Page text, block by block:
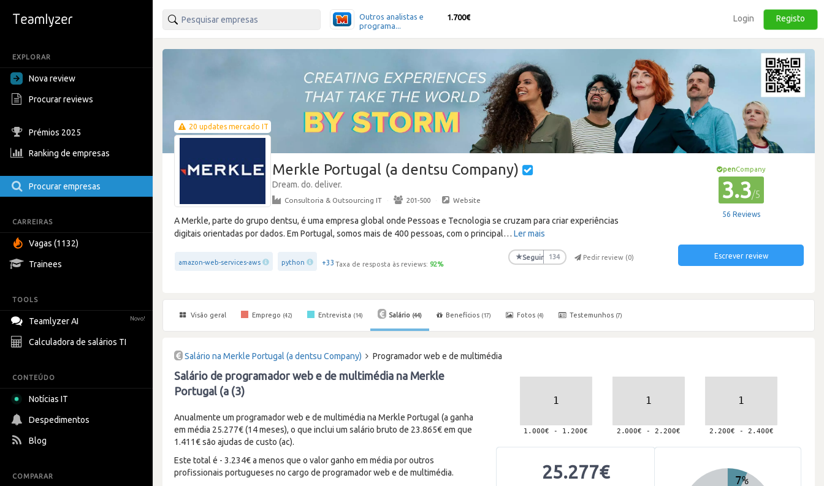
EXPLORAR
Nova review
Procurar reviews
Prémios 2025
Ranking de empresas
Procurar empresas
CARREIRAS
Vagas (1132)
Trainees
TOOLS
Teamlyzer AI Novo!
Calculadora de salários TI
CONTEÚDO
Notícias IT
Despedimentos
Blog
COMPARAR
Outros analistas e
programa...
1.700€ Login Registo
20 updates mercado IT
Merkle Portugal (a dentsu Company)
Dream. do. deliver.
Consultoria & Outsourcing IT · 201-500 · Website
A Merkle, parte do grupo dentsu, é uma empresa global onde Pessoas e Tecnologia se cruzam para criar experiências
digitais orientadas por dados. Em Portugal, somos mais de 400 pessoas, com o principal… Ler mais
amazon-web-services-aws python +33 Taxa de resposta às reviews: 92%
★Seguir 134 Pedir review (0)
penCompany
3.3/5
56 Reviews
Escrever review
Visão geral Emprego (42) Entrevista (14) Salário (44) Benefícios (17) Fotos (4) Testemunhos (7)
Salário na Merkle Portugal (a dentsu Company) Programador web e de multimédia
Salário de programador web e de multimédia na Merkle
Portugal (a (3)
Anualmente um programador web e de multimédia na Merkle Portugal (a ganha
em média 25.277€ (14 meses), o que inclui um salário bruto de 23.865€ em que
1.411€ são ajudas de custo (ac).
Este total é - 3.234€ a menos que o valor ganho em média por outros
profissionais portugueses no cargo de programador web e de multimédia.
25.277€